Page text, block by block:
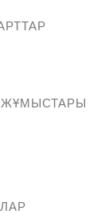
ЖҰМЫСТАРЫ